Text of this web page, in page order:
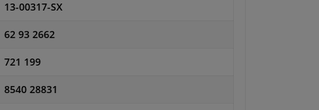
13-00317-SX
62 93 2662
721 199
8540 28831